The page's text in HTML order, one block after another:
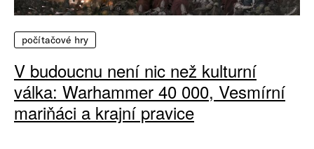
počítačové hry
V budoucnu není nic než kulturní
válka: Warhammer 40 000, Vesmírní
mariňáci a krajní pravice